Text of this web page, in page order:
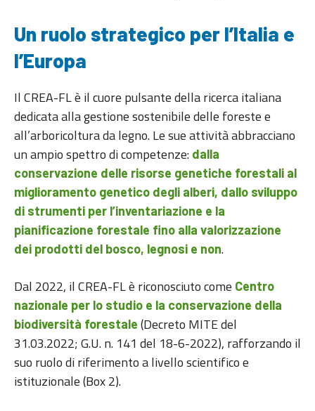
Un ruolo strategico per l’Italia e
l’Europa
Il CREA-FL è il cuore pulsante della ricerca italiana
dedicata alla gestione sostenibile delle foreste e
all’arboricoltura da legno. Le sue attività abbracciano
un ampio spettro di competenze: dalla
conservazione delle risorse genetiche forestali al
miglioramento genetico degli alberi, dallo sviluppo
di strumenti per l’inventariazione e la
pianificazione forestale fino alla valorizzazione
dei prodotti del bosco, legnosi e non.
Dal 2022, il CREA-FL è riconosciuto come Centro
nazionale per lo studio e la conservazione della
biodiversità forestale (Decreto MITE del
31.03.2022; G.U. n. 141 del 18-6-2022), rafforzando il
suo ruolo di riferimento a livello scientifico e
istituzionale (Box 2).